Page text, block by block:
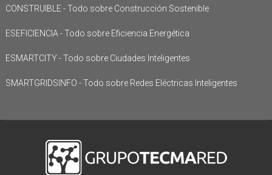
CONSTRUIBLE - Todo sobre Construcción Sostenible
ESEFICIENCIA - Todo sobre Eficiencia Energética
ESMARTCITY - Todo sobre Ciudades Inteligentes
SMARTGRIDSINFO - Todo sobre Redes Eléctricas Inteligentes